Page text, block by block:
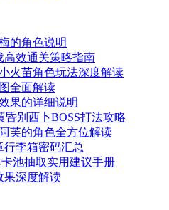
的角色说明
高效通关策略指南
火苗角色玩法深度解读
全面解读
果的详细说明
昏别西卜BOSS打法攻略
芙的角色全方位解读
行李箱密码汇总
池抽取实用建议手册
果深度解读